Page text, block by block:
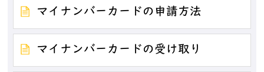
マイナンバーカードの申請方法
マイナンバーカードの受け取り